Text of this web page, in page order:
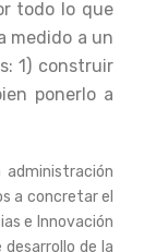
todo lo que
medido a un
1) construir
ponerlo a
a concretar el
e Innovación
de la